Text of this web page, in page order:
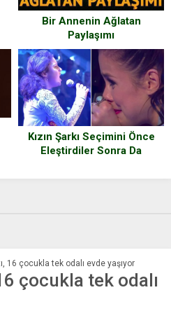
Bir Annenin Ağlatan
Paylaşımı
Kızın Şarkı Seçimini Önce
Eleştirdiler Sonra Da
16 çocukla tek odalı evde yaşıyor
çocukla tek odalı